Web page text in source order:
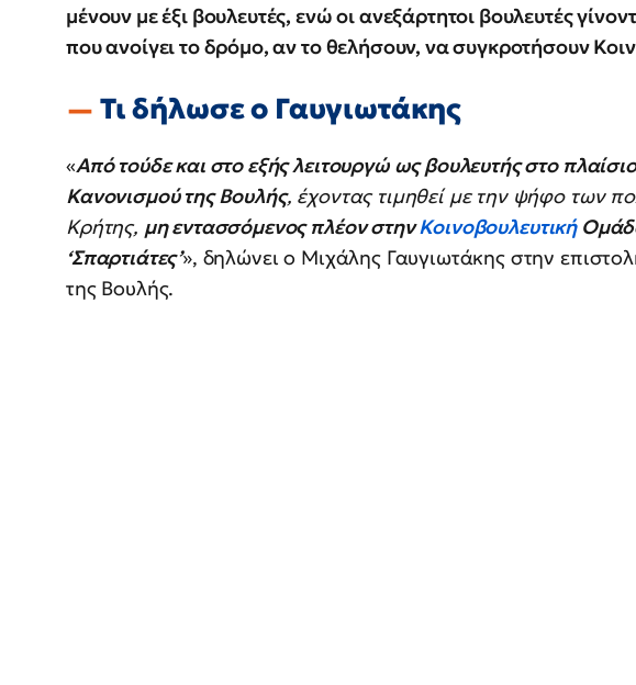
μένουν με έξι βουλευτές, ενώ οι ανεξάρτητοι βουλευτές
που ανοίγει το δρόμο, αν το θελήσουν, να συγκροτήσουν
Τι δήλωσε ο Γαυγιωτάκης
«Από τούδε και στο εξής λειτουργώ ως βουλευτής στο
Κανονισμού της Βουλής, έχοντας τιμηθεί με την ψήφο των
Κρήτης, μη εντασσόμενος πλέον στηνΚοινοβουλευτική
‘Σπαρτιάτες’», δηλώνει ο Μιχάλης Γαυγιωτάκης στην
της Βουλής.